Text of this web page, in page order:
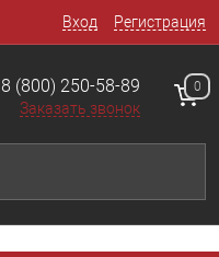
Вход Регистрация
8 (800) 250-58-89
Заказать звонок
0